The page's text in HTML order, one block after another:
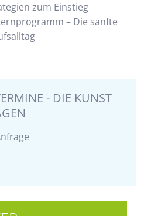
zum Einstieg
– Die sanfte
- DIE KUNST